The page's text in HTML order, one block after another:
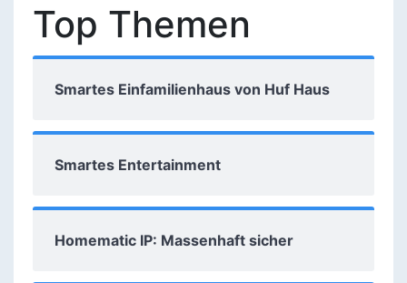
Top Themen
Smartes Einfamilienhaus von Huf Haus
Smartes Entertainment
Homematic IP: Massenhaft sicher